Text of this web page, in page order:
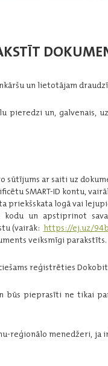
un lietotājam
pieredzi un, galvenais,
sūtījums ar saiti uz
SMART-ID kontu,
priekšskata logā vai
un apstiprinot
(vairāk: https://ej.uz/
veiksmīgi parakstīts.
reģistrēties
būs pieprasīti ne tikai
reģionālo menedžeri, ja